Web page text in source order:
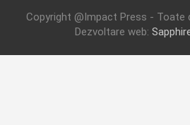
Copyright @Impact Press - Toate
Dezvoltare web: